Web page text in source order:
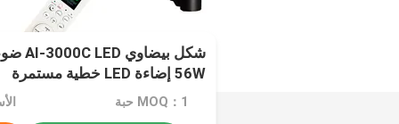
56W إضاءة LED خطية مستمرة
MOQ：1 حبة